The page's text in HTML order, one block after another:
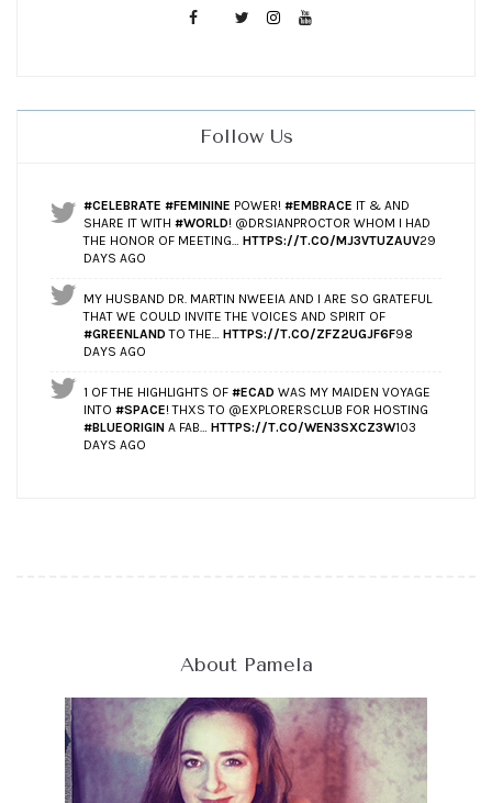
Follow Us
#CELEBRATE #FEMININE POWER! #EMBRACE IT & AND
SHARE IT WITH #WORLD! @DRSIANPROCTOR WHOM I HAD
THE HONOR OF MEETING… HTTPS://T.CO/MJ3VTUZAUV29
DAYS AGO
MY HUSBAND DR. MARTIN NWEEIA AND I ARE SO GRATEFUL
THAT WE COULD INVITE THE VOICES AND SPIRIT OF
#GREENLAND TO THE… HTTPS://T.CO/ZFZ2UGJF6F98
DAYS AGO
1 OF THE HIGHLIGHTS OF #ECAD WAS MY MAIDEN VOYAGE
INTO #SPACE! THXS TO @EXPLORERSCLUB FOR HOSTING
#BLUEORIGIN A FAB… HTTPS://T.CO/WEN3SXCZ3W103
DAYS AGO
About Pamela